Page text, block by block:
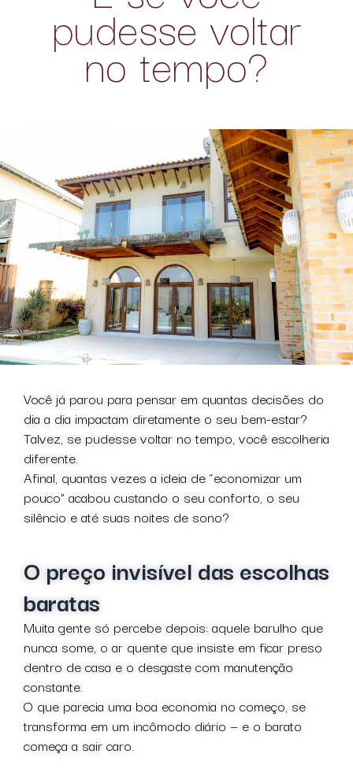
pudesse voltar
no tempo?
Você já parou para pensar em quantas decisões do
dia a dia impactam diretamente o seu bem-estar?
Talvez, se pudesse voltar no tempo, você escolheria
diferente.
Afinal, quantas vezes a ideia de “economizar um
pouco” acabou custando o seu conforto, o seu
silêncio e até suas noites de sono?
O preço invisível das escolhas
baratas
Muita gente só percebe depois: aquele barulho que
nunca some, o ar quente que insiste em ficar preso
dentro de casa e o desgaste com manutenção
constante.
O que parecia uma boa economia no começo, se
transforma em um incômodo diário — e o barato
começa a sair caro.